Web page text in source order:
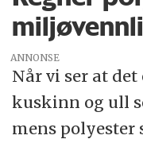
ANNONSE
Når vi ser at
kuskinn og ull
mens polyester